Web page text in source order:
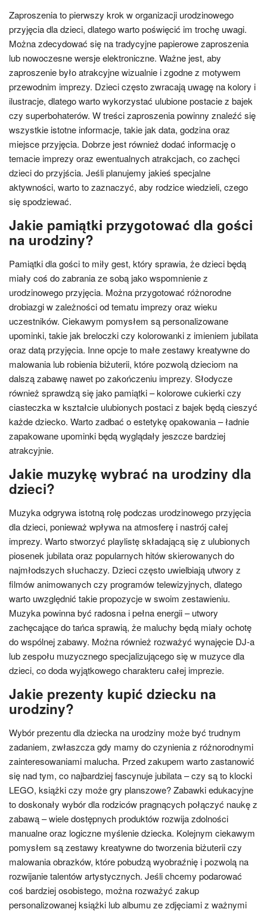
Zaproszenia to pierwszy krok w organizacji urodzinowego
przyjęcia dla dzieci, dlatego warto poświęcić im trochę uwagi.
Można zdecydować się na tradycyjne papierowe zaproszenia
lub nowoczesne wersje elektroniczne. Ważne jest, aby
zaproszenie było atrakcyjne wizualnie i zgodne z motywem
przewodnim imprezy. Dzieci często zwracają uwagę na kolory i
ilustracje, dlatego warto wykorzystać ulubione postacie z bajek
czy superbohaterów. W treści zaproszenia powinny znaleźć się
wszystkie istotne informacje, takie jak data, godzina oraz
miejsce przyjęcia. Dobrze jest również dodać informację o
temacie imprezy oraz ewentualnych atrakcjach, co zachęci
dzieci do przyjścia. Jeśli planujemy jakieś specjalne
aktywności, warto to zaznaczyć, aby rodzice wiedzieli, czego
się spodziewać.
Jakie pamiątki przygotować dla gości
na urodziny?
Pamiątki dla gości to miły gest, który sprawia, że dzieci będą
miały coś do zabrania ze sobą jako wspomnienie z
urodzinowego przyjęcia. Można przygotować różnorodne
drobiazgi w zależności od tematu imprezy oraz wieku
uczestników. Ciekawym pomysłem są personalizowane
upominki, takie jak breloczki czy kolorowanki z imieniem jubilata
oraz datą przyjęcia. Inne opcje to małe zestawy kreatywne do
malowania lub robienia biżuterii, które pozwolą dzieciom na
dalszą zabawę nawet po zakończeniu imprezy. Słodycze
również sprawdzą się jako pamiątki – kolorowe cukierki czy
ciasteczka w kształcie ulubionych postaci z bajek będą cieszyć
każde dziecko. Warto zadbać o estetykę opakowania – ładnie
zapakowane upominki będą wyglądały jeszcze bardziej
atrakcyjnie.
Jakie muzykę wybrać na urodziny dla
dzieci?
Muzyka odgrywa istotną rolę podczas urodzinowego przyjęcia
dla dzieci, ponieważ wpływa na atmosferę i nastrój całej
imprezy. Warto stworzyć playlistę składającą się z ulubionych
piosenek jubilata oraz popularnych hitów skierowanych do
najmłodszych słuchaczy. Dzieci często uwielbiają utwory z
filmów animowanych czy programów telewizyjnych, dlatego
warto uwzględnić takie propozycje w swoim zestawieniu.
Muzyka powinna być radosna i pełna energii – utwory
zachęcające do tańca sprawią, że maluchy będą miały ochotę
do wspólnej zabawy. Można również rozważyć wynajęcie DJ-a
lub zespołu muzycznego specjalizującego się w muzyce dla
dzieci, co doda wyjątkowego charakteru całej imprezie.
Jakie prezenty kupić dziecku na
urodziny?
Wybór prezentu dla dziecka na urodziny może być trudnym
zadaniem, zwłaszcza gdy mamy do czynienia z różnorodnymi
zainteresowaniami malucha. Przed zakupem warto zastanowić
się nad tym, co najbardziej fascynuje jubilata – czy są to klocki
LEGO, książki czy może gry planszowe? Zabawki edukacyjne
to doskonały wybór dla rodziców pragnących połączyć naukę z
zabawą – wiele dostępnych produktów rozwija zdolności
manualne oraz logiczne myślenie dziecka. Kolejnym ciekawym
pomysłem są zestawy kreatywne do tworzenia biżuterii czy
malowania obrazków, które pobudzą wyobraźnię i pozwolą na
rozwijanie talentów artystycznych. Jeśli chcemy podarować
coś bardziej osobistego, można rozważyć zakup
personalizowanej książki lub albumu ze zdjęciami z ważnymi